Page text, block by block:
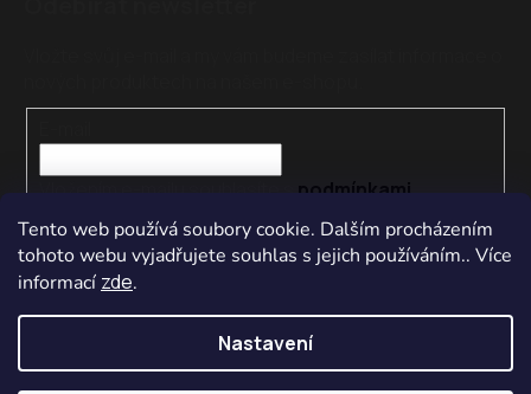
Tento web používá soubory cookie. Dalším procházením
tohoto webu vyjadřujete souhlas s jejich používáním.. Více
informací zde.
Nastavení
Vložením e-mailu souhlasíte spodmínkami
ochrany osobních údajů
PŘIHLÁSIT SE